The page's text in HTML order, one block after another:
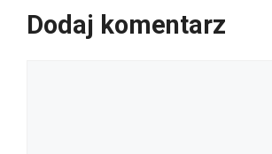
Dodaj komentarz